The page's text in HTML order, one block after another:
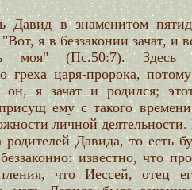
Давид в знаменитом
я в беззаконии зачат, и
моя" (Пс.50:7). Здесь
греха царя-пророка,
он, я зачат и родился;
ему с такого
личной деятельности.
родителей Давида, то есть
известно, что
что Иессей, отец